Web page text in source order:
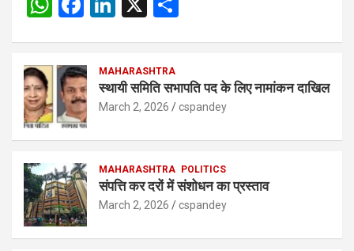
s
A
p
p
b
o
o
k
dI
n
e
MAHARASHTRA
स्थायी समिति सभापति पद के लिए नामांकन दाखिल
March 2, 2026 cspandey
MAHARASHTRA POLITICS
संपत्ति कर दरों में संशोधन का प्रस्ताव
March 2, 2026 cspandey